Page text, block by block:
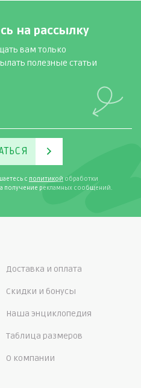
на рассылку
вам только
полезные статьи
с политикой обработки
получение рекламных сообщений.
Доставка и оплата
Скидки и бонусы
Наша энциклопедия
Таблица размеров
О компании